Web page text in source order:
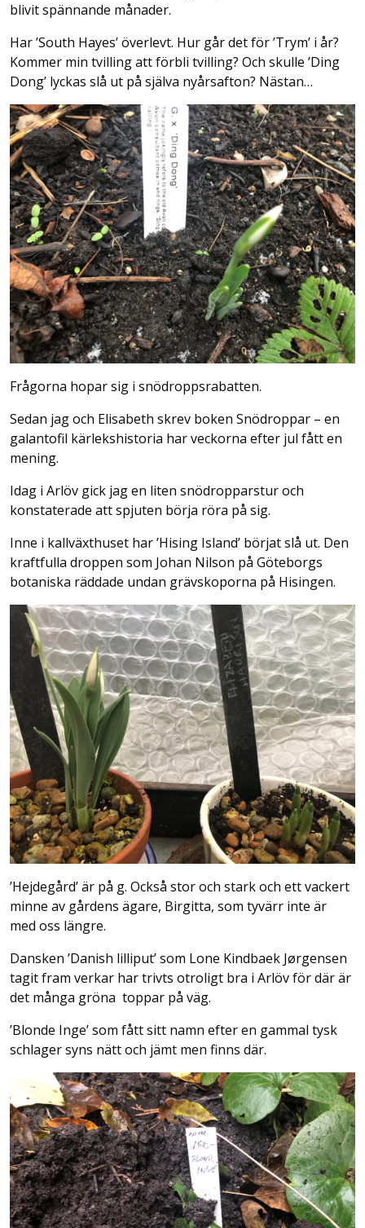
blivit spännande månader.
Har ’South Hayes’ överlevt. Hur går det för ’Trym’ i år?
Kommer min tvilling att förbli tvilling? Och skulle ’Ding
Dong’ lyckas slå ut på själva nyårsafton? Nästan…
Frågorna hopar sig i snödroppsrabatten.
Sedan jag och Elisabeth skrev boken Snödroppar – en
galantofil kärlekshistoria har veckorna efter jul fått en
mening.
Idag i Arlöv gick jag en liten snödropparstur och
konstaterade att spjuten börja röra på sig.
Inne i kallväxthuset har ’Hising Island’ börjat slå ut. Den
kraftfulla droppen som Johan Nilson på Göteborgs
botaniska räddade undan grävskoporna på Hisingen.
’Hejdegård’ är på g. Också stor och stark och ett vackert
minne av gårdens ägare, Birgitta, som tyvärr inte är
med oss längre.
Dansken ’Danish lilliput’ som Lone Kindbaek Jørgensen
tagit fram verkar har trivts otroligt bra i Arlöv för där är
det många gröna toppar på väg.
’Blonde Inge’ som fått sitt namn efter en gammal tysk
schlager syns nätt och jämt men finns där.